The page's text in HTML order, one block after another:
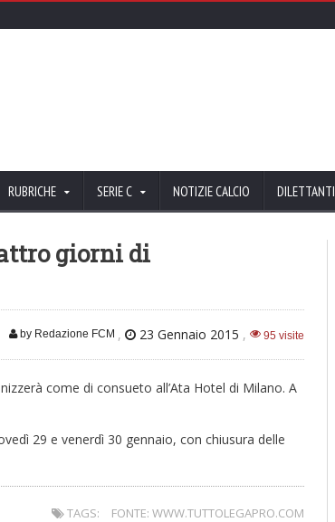
RUBRICHE SERIE C NOTIZIE CALCIO DILETTANTI
giorni di
by Redazione FCM , 23 Gennaio 2015 , 95 visite
come di consueto all’Ata Hotel di Milano. A
29 e venerdì 30 gennaio, con chiusura delle
TAGS: FONTE: WWW.TUTTOLEGAPRO.COM